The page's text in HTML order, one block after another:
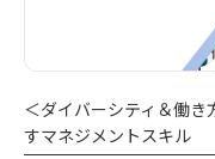
＜ダイバーシティ＆働
すマネジメントスキル